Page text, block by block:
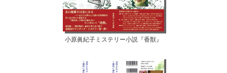
小原眞紀子ミステリー小説『香獣』